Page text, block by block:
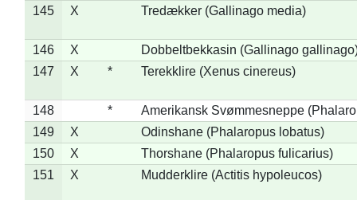
145
X Tredækker (Gallinago media)
146 X
Dobbeltbekkasin (Gallinago
147
X * Terekklire (Xenus cinereus)
148 *
Amerikansk Svømmesneppe
149
X
Odinshane (Phalaropus lobatus)
150
X
Thorshane (Phalaropus fulicarius)
151
X Mudderklire (Actitis hypoleucos)